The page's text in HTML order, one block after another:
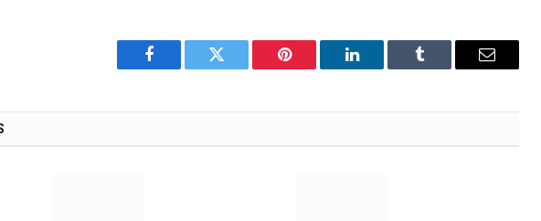
Facebook Twitter Pinterest LinkedIn Tumblr Email